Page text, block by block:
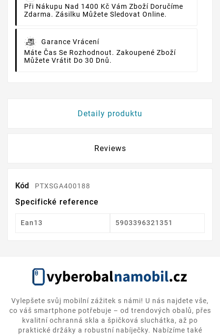
Při Nákupu Nad 1400 Kč Vám Zboží Doručíme
Zdarma. Zásilku Můžete Sledovat Online.
Garance Vrácení
Máte Čas Se Rozhodnout. Zakoupené Zboží
Můžete Vrátit Do 30 Dnů.
Detaily produktu
Reviews
Kód PTXSGA400188
Specifické reference
Ean13 5903396321351
Vylepšete svůj mobilní zážitek s námi! U nás najdete vše,
co váš smartphone potřebuje – od trendových obalů, přes
kvalitní ochranná skla a špičková sluchátka, až po
praktické držáky a robustní nabíječky. Nabízíme také